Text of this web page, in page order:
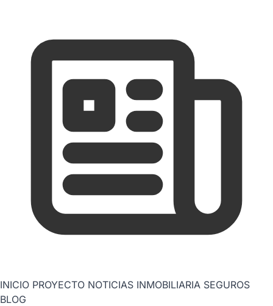
INICIO PROYECTO NOTICIAS INMOBILIARIA SEGUROS
BLOG